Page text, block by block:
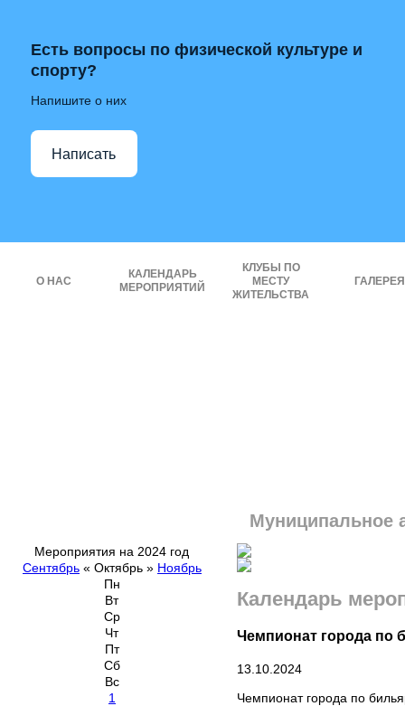
Есть вопросы по физической культуре и
спорту?
Напишите о них
Написать
О НАС
КАЛЕНДАРЬ
МЕРОПРИЯТИЙ
КЛУБЫ ПО
МЕСТУ
ЖИТЕЛЬСТВА
ГАЛЕРЕЯ
Муниципальное
Мероприятия на 2024 год
Сентябрь « Октябрь » Ноябрь
Пн
Вт
Ср
Чт
Пт
Сб
Вс
1
Календарь
Чемпионат города по
13.10.2024
Чемпионат города по